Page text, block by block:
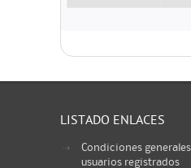
LISTADO ENLACES
Condiciones
usuarios registrados